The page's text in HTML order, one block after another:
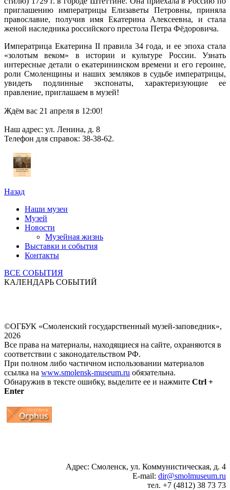
приглашению императрицы Елизаветы Петровны, приняла
православие, получив имя Екатерина Алексеевна, и стала
женой наследника российского престола Петра Фёдоровича.
Императрица Екатерина II правила 34 года, и ее эпоха стала
«золотым веком» в истории и культуре России. Узнать
интересные детали о екатерининском времени и его героине,
роли Смоленщины и наших земляков в судьбе императрицы,
увидеть подлинные экспонаты, характеризующие ее
правление, приглашаем в музей!
Ждём вас 21 апреля в 12:00!
Наш адрес: ул. Ленина, д. 8
Телефон для справок: 38-38-62.
Назад
Наши музеи
Музей
Новости
Музейная жизнь
Выставки и события
Контакты
ВСЕ СОБЫТИЯ
КАЛЕНДАРЬ СОБЫТИЙ
©ОГБУК «Смоленский государственный музей-заповедник»,
2026
Все права на материалы, находящиеся на сайте, охраняются в
соответствии с законодательством РФ.
При полном либо частичном использовании материалов
ссылка на www.smolensk-museum.ru обязательна.
Обнаружив в тексте ошибку, выделите ее и нажмите Ctrl +
Enter
Адрес: Смоленск, ул. Коммунистическая, д. 4
E-mail: dir@smolmuseum.ru
тел. +7 (4812) 38 73 73